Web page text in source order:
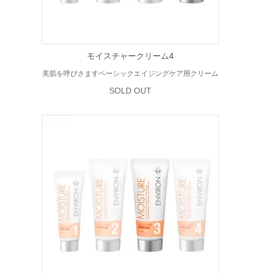
モイスチャークリーム4
美肌を呼びさますベーシックエイジングケア用クリーム
SOLD OUT